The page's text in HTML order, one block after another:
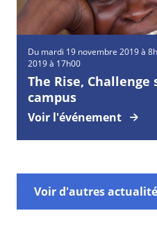
Du mardi 19 novembre 2019 à
2019 à 17h00
The Rise,
campus
Voir l'événement
Voir d'autres